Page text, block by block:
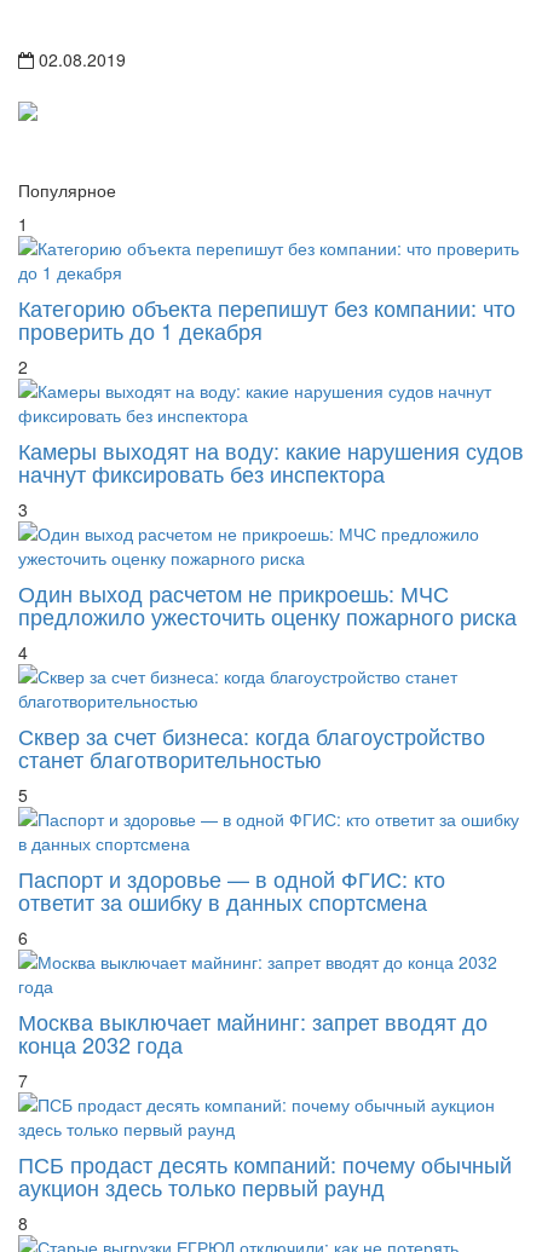
02.08.2019
Популярное
1
Категорию объекта перепишут без компании: что
проверить до 1 декабря
2
Камеры выходят на воду: какие нарушения судов
начнут фиксировать без инспектора
3
Один выход расчетом не прикроешь: МЧС
предложило ужесточить оценку пожарного риска
4
Сквер за счет бизнеса: когда благоустройство
станет благотворительностью
5
Паспорт и здоровье — в одной ФГИС: кто
ответит за ошибку в данных спортсмена
6
Москва выключает майнинг: запрет вводят до
конца 2032 года
7
ПСБ продаст десять компаний: почему обычный
аукцион здесь только первый раунд
8